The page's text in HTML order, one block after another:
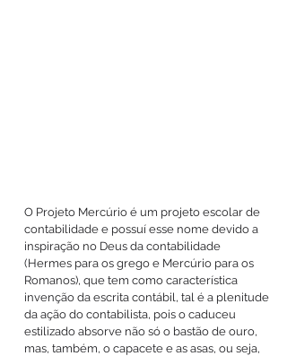
O Projeto Mercúrio é um projeto escolar de
contabilidade e possuí esse nome devido a
inspiração no Deus da contabilidade
(Hermes para os grego e Mercúrio para os
Romanos), que tem como característica
invenção da escrita contábil, tal é a plenitude
da ação do contabilista, pois o caduceu
estilizado absorve não só o bastão de ouro,
mas, também, o capacete e as asas, ou seja,